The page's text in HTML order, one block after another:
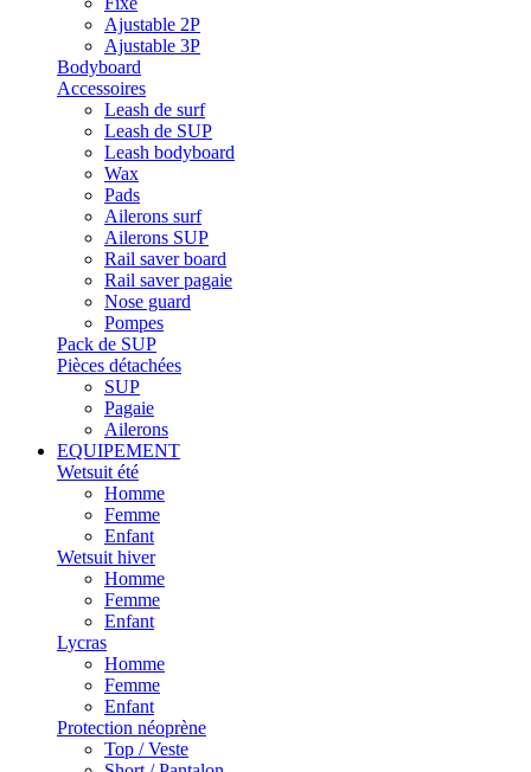
Ajustable 2P
Ajustable 3P
Bodyboard
Accessoires
Leash de surf
Leash de SUP
Leash bodyboard
Wax
Pads
Ailerons surf
Ailerons SUP
Rail saver board
Rail saver pagaie
Nose guard
Pompes
Pack de SUP
Pièces détachées
SUP
Pagaie
Ailerons
EQUIPEMENT
Wetsuit été
Homme
Femme
Enfant
Wetsuit hiver
Homme
Femme
Enfant
Lycras
Homme
Femme
Enfant
Protection néoprène
Top / Veste